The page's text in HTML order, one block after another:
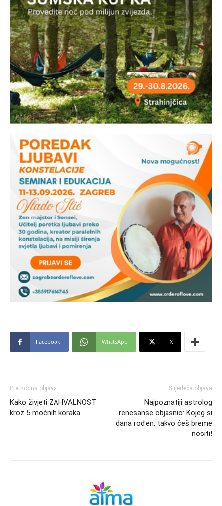
Facebook WhatsApp X
Prethodna objava
Kako živjeti ZAHVALNOST
kroz 5 moćnih koraka
Slijedeća objava
Najpoznatiji astrolog
renesanse objasnio: Kojeg si
dana rođen, takvo ćeš breme
nositi!